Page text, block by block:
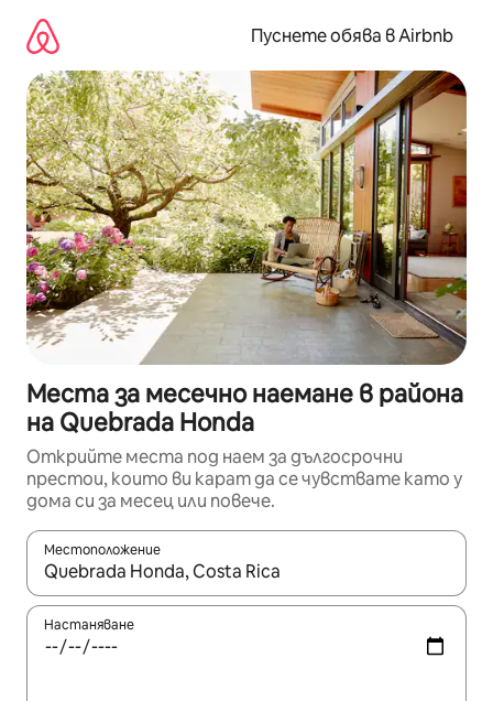
съдържанието
Пуснете обява в Airbnb
Места за месечно наемане в района
на Quebrada Honda
Открийте места под наем за дългосрочни
престои, които ви карат да се чувствате като у
дома си за месец или повече.
Местоположение
Когато резултатите се покажат, използвайте
Настаняване